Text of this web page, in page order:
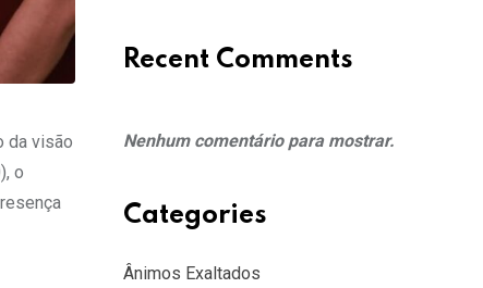
da visão
o
Recent Comments
Nenhum comentário para mostrar.
Categories
Ânimos Exaltados